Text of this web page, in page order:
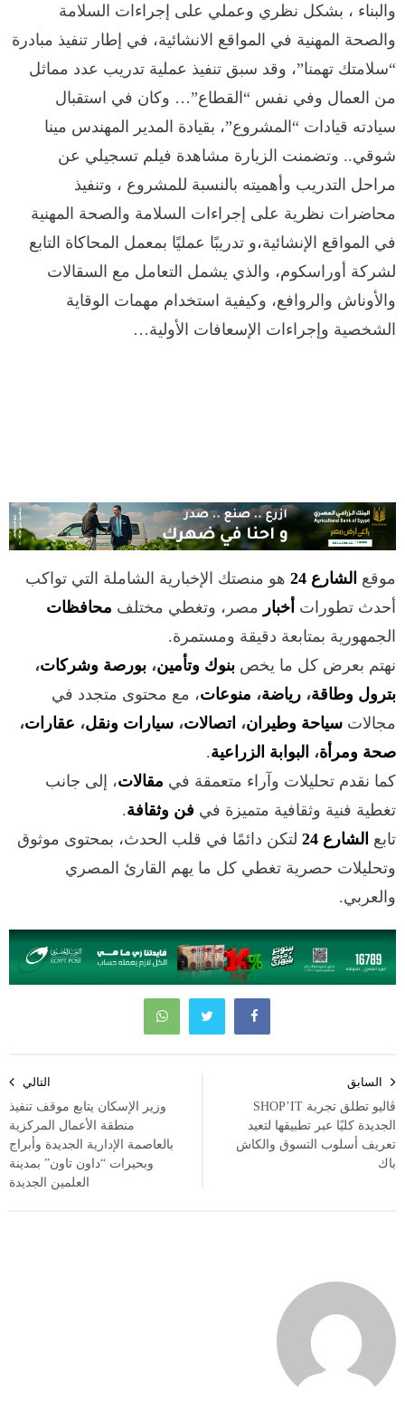
والبناء ، بشكل نظري وعملي على إجراءات السلامة
والصحة المهنية في المواقع الانشائية، في إطار تنفيذ مبادرة
“سلامتك تهمنا”، وقد سبق تنفيذ عملية تدريب عدد مماثل
من العمال وفي نفس “القطاع”… وكان في استقبال
سيادته قيادات “المشروع”، بقيادة المدير المهندس مينا
شوقي.. وتضمنت الزيارة مشاهدة فيلم تسجيلي عن
مراحل التدريب وأهميته بالنسبة للمشروع ، وتنفيذ
محاضرات نظرية على إجراءات السلامة والصحة المهنية
في المواقع الإنشائية،و تدريبًا عمليًا بمعمل المحاكاة التابع
لشركة أوراسكوم، والذي يشمل التعامل مع السقالات
والأوناش والروافع، وكيفية استخدام مهمات الوقاية
الشخصية وإجراءات الإسعافات الأولية…
موقع الشارع 24
هو منصتك الإخبارية الشاملة التي تواكب
أحدث تطورات أخبار مصر، وتغطي مختلف محافظات
الجمهورية بمتابعة دقيقة ومستمرة.
نهتم بعرض كل ما يخص بنوك وتأمين، بورصة وشركات،
بترول وطاقة، رياضة، منوعات، مع محتوى متجدد في
مجالات سياحة وطيران، اتصالات، سيارات ونقل، عقارات،
صحة ومرأة، البوابة الزراعية.
كما نقدم تحليلات وآراء متعمقة في مقالات، إلى جانب
تغطية فنية وثقافية متميزة في فن وثقافة.
تابع الشارع 24
لتكن دائمًا في قلب الحدث، بمحتوى موثوق
وتحليلات حصرية تغطي كل ما يهم القارئ المصري
والعربي.
المقالات
السابق
ڤاليو تطلق تجربة SHOP’IT
الجديدة كليًا عبر تطبيقها لتعيد
تعريف أسلوب التسوق والكاش
باك
التالي
وزير الإسكان يتابع موقف تنفيذ
منطقة الأعمال المركزية
بالعاصمة الإدارية الجديدة وأبراج
وبحيرات “داون تاون” بمدينة
العلمين الجديدة